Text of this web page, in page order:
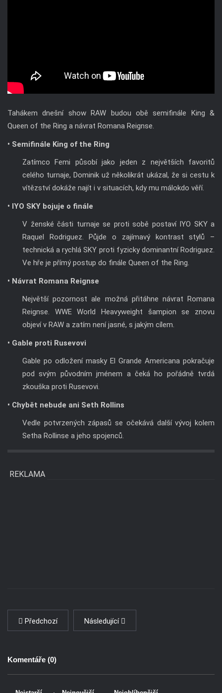
Tahákem dnešní show RAW budou obě semifinále King &
Queen of the Ring a návrat Romana Reignse.
• Semifinále King of the Ring
Zatímco Femi působí jako jeden z největších favoritů
celého turnaje, Dominik už několikrát ukázal, že si cestu k
vítězství dokáže najít i v situacích, kdy mu málokdo věří.
• IYO SKY bojuje o finále
V ženské části turnaje se proti sobě postaví IYO SKY a
Raquel Rodriguez. Půjde o zajímavý kontrast stylů –
technická a rychlá SKY proti fyzicky dominantní Rodriguez.
Ve hře je přímý postup do finále Queen of the Ring.
• Návrat Romana Reignse
Největší pozornost ale možná přitáhne návrat Romana
Reignse. WWE World Heavyweight šampion se znovu
objeví v RAW a zatím není jasné, s jakým cílem.
• Gable proti Rusevovi
Gable po odložení masky El Grande Americana pokračuje
pod svým původním jménem a čeká ho pořádně tvrdá
zkouška proti Rusevovi.
• Chybět nebude ani Seth Rollins
Vedle potvrzených zápasů se očekává další vývoj kolem
Setha Rollinse a jeho spojenců.
REKLAMA
Předchozí Následující
Komentáře (0)